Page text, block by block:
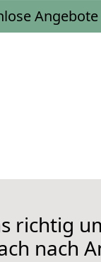
richtig
nach